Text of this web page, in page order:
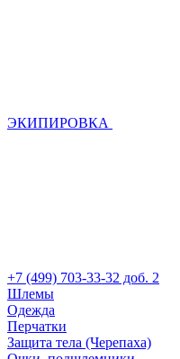
ЭКИПИРОВКА
+7 (499) 703-33-32 доб. 2
Шлемы
Одежда
Перчатки
Защита тела (Черепаха)